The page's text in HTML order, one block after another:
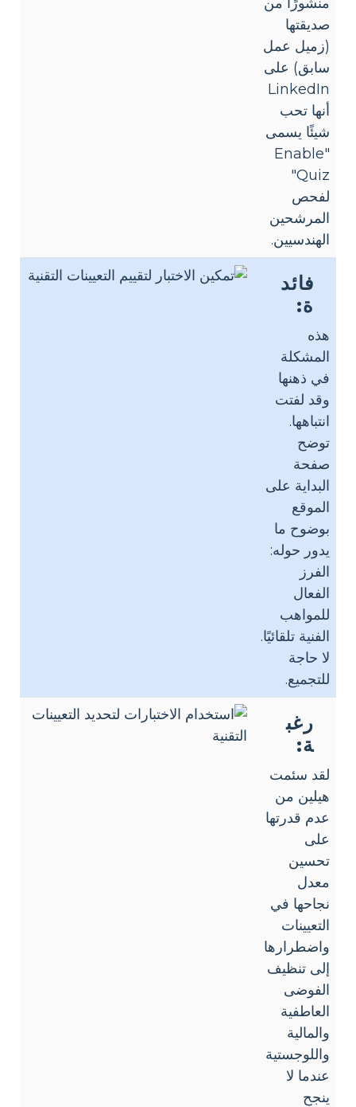
صديقتها
(زميل عمل
سابق) على
LinkedIn
أنها تحب
شيئًا يسمى
"Enable
Quiz"
لفحص
المرشحين
الهندسيين.
فائد
ة:
هذه
المشكلة
في ذهنها
وقد لفتت
انتباهها.
توضح
صفحة
البداية على
الموقع
بوضوح ما
يدور حوله:
الفرز
الفعال
للمواهب
الفنية تلقائيًا.
لا حاجة
للتجميع.
رغب
ة:
لقد سئمت
هيلين من
عدم قدرتها
على
تحسين
معدل
نجاحها في
التعيينات
واضطرارها
إلى تنظيف
الفوضى
العاطفية
والمالية
واللوجستية
عندما لا
ينجح